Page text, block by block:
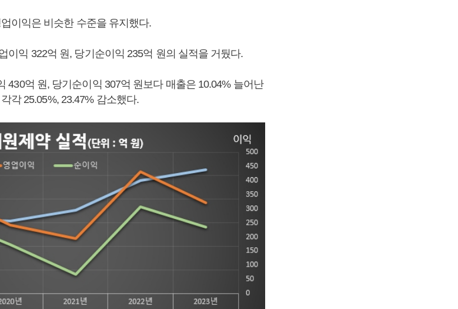
이익은 비슷한 수준을 유지했다.
이익 322억 원, 당기순이익 235억 원의 실적을 거뒀다.
430억 원, 당기순이익 307억 원보다 매출은 10.04% 늘어난
각 25.05%, 23.47% 감소했다.